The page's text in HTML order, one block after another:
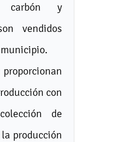
carbón y
vendidos
con
de
producción